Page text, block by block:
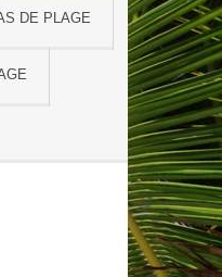
DE PLAGE